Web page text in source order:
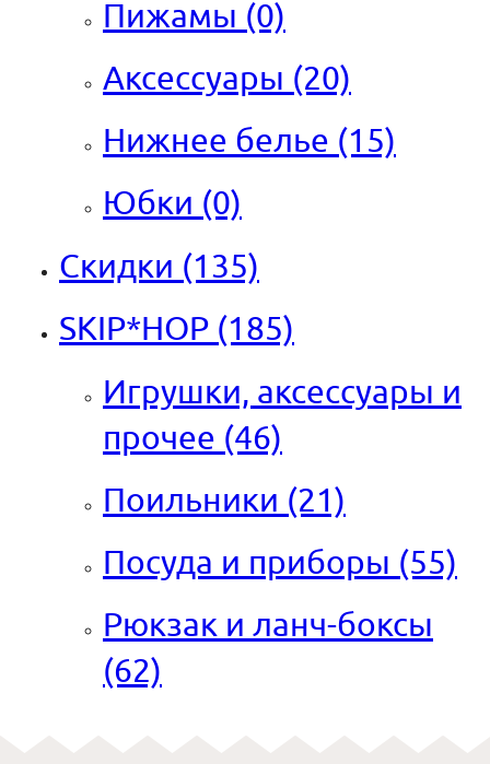
Пижамы (0)
Аксессуары (20)
Нижнее белье (15)
Юбки (0)
Скидки (135)
SKIP*HOP (185)
Игрушки, аксессуары и
прочее (46)
Поильники (21)
Посуда и приборы (55)
Рюкзак и ланч-боксы
(62)